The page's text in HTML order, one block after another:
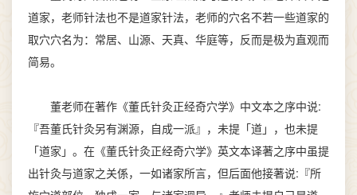
道家，老师针法也不是道家针法，老师的穴名不若一些道家的
取穴穴名为：常居、山源、天真、华庭等，反而是极为直观而
简易。
董老师在著作《董氏针灸正经奇穴学》中文本之序中说:
『吾董氏针灸另有渊源，自成一派』，未提「道」，也未提
「道家」。在《董氏针灸正经奇穴学》英文本译著之序中虽提
出针灸与道家之关係，一如诸家所言，但后面他接著说:『所